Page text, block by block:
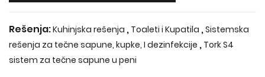
Rešenja:Kuhinjska rešenja , Toaleti i Kupatila ,Sistemska
rešenja za tečne sapune, kupke, I dezinfekcije , Tork S4
sistem za tečne sapune u peni